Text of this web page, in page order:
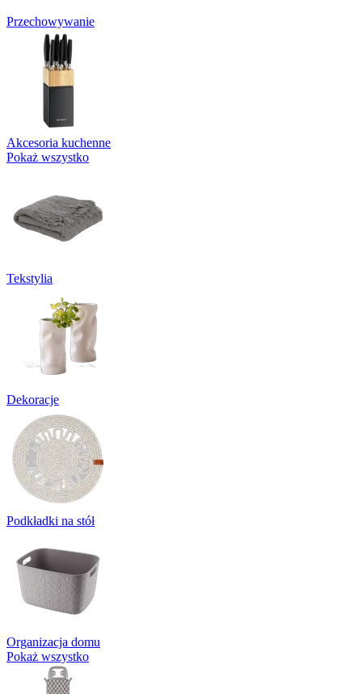
Przechowywanie
Akcesoria kuchenne
Pokaż wszystko
Tekstylia
Dekoracje
Podkładki na stół
Organizacja domu
Pokaż wszystko